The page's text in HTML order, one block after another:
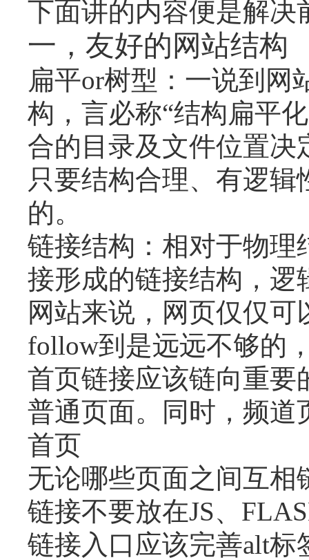
下面讲的内容便是解决
一，友好的网站结构
扁平or树型：一说到网
构，言必称“结构扁平
合的目录及文件位置决
只要结构合理、有逻
的。
链接结构：相对于物理
接形成的链接结构，逻
网站来说，网页仅仅
follow到是远远不够的
首页链接应该链向重要
普通页面。同时，频道
首页
无论哪些页面之间互
链接不要放在JS、
链接入口应该完善alt标